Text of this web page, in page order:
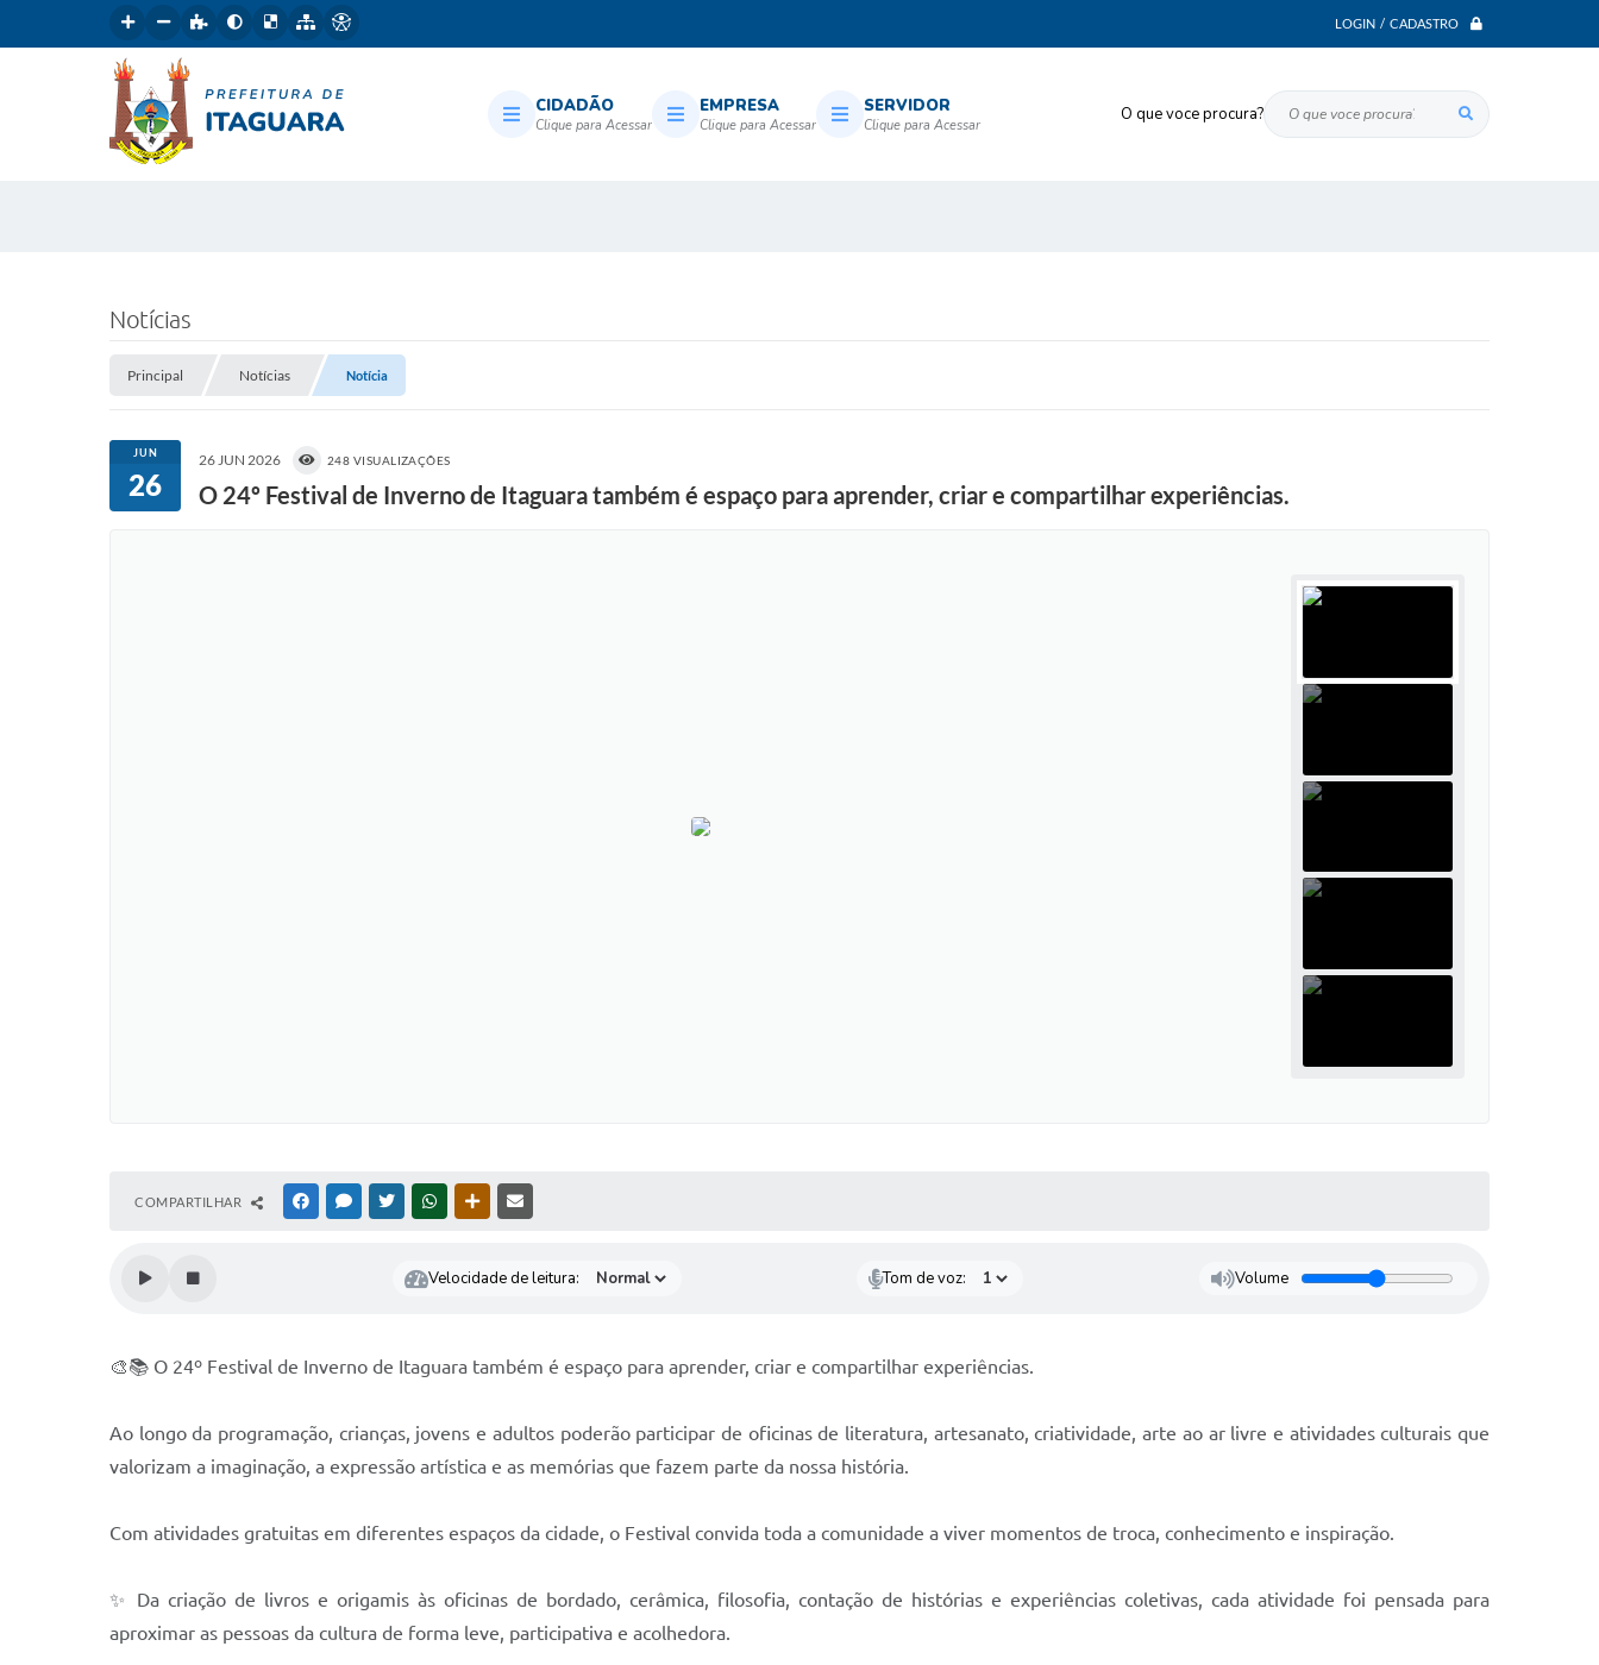
LOGIN / CADASTRO
O que voce procura?
CIDADÃO EMPRESA SERVIDOR
Notícias
Principal Notícias Notícia
JUN
26
26 JUN 2026 248 VISUALIZAÇÕES
O 24º Festival de Inverno de Itaguara também é espaço para aprender, criar e compartilhar experiências.
COMPARTILHAR FACEBOOKMESSENGER
TWITTERWHATSAPPOUTRAS MÍDIAS
Velocidade de leitura: Tom de voz: Volume
🎨📚 O 24º Festival de Inverno de Itaguara também é espaço para aprender, criar e compartilhar experiências.
Ao longo da programação, crianças, jovens e adultos poderão participar de oficinas de literatura, artesanato, criatividade, arte ao ar livre e atividades culturais que
valorizam a imaginação, a expressão artística e as memórias que fazem parte da nossa história.
Com atividades gratuitas em diferentes espaços da cidade, o Festival convida toda a comunidade a viver momentos de troca, conhecimento e inspiração.
✨ Da criação de livros e origamis às oficinas de bordado, cerâmica, filosofia, contação de histórias e experiências coletivas, cada atividade foi pensada para
aproximar as pessoas da cultura de forma leve, participativa e acolhedora.